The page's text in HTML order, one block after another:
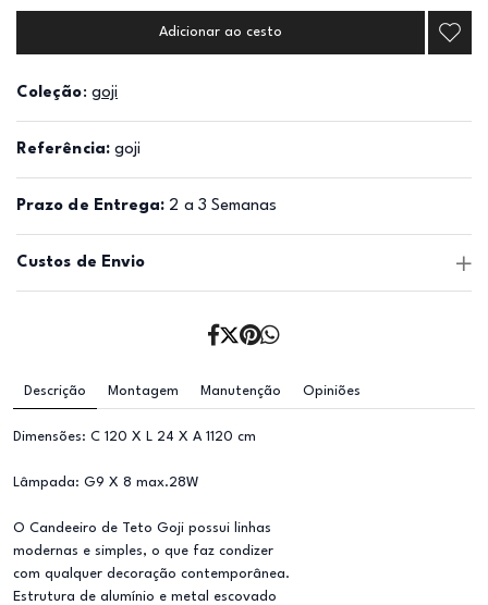
Adicionar ao cesto
Coleção: goji
Referência: goji
Prazo de Entrega: 2 a 3 Semanas
Custos de Envio
Descrição Montagem Manutenção Opiniões
Dimensões: C 120 X L 24 X A 1120 cm
Lâmpada: G9 X 8 max.28W
O Candeeiro de Teto Goji possui linhas
modernas e simples, o que faz condizer
com qualquer decoração contemporânea.
Estrutura de alumínio e metal escovado